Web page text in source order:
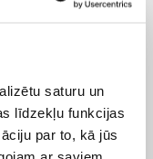
saturu un
līdzekļu funkcijas
par to, kā jūs
ar saviem
vairākiem
ir piemēroti
elastīgāki modeļi
svarīgi
un to, cik